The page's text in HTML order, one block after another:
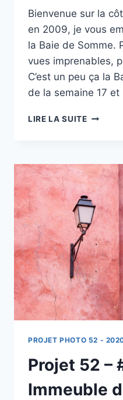
Bienvenue sur la
en 2009, je vous
la Baie de Somme.
vues imprenables,
C’est un peu ça la
de la semaine 17 et
LIRE LA SUITEPROJET
–
BATEAU
ÉCHOUÉ
DANS
EN
BAIE
DE
SOMME
PROJET PHOTO 52 -
Projet 52 –
Immeuble